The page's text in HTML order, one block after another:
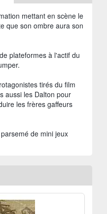
mettant en scène le
que son ombre aura son
plateformes à l'actif du
tirés du film
aussi les Dalton pour
les frères gaffeurs
de mini jeux